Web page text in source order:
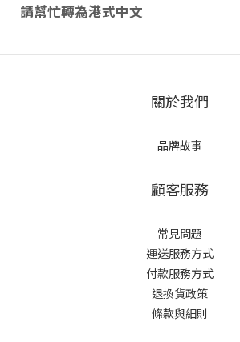
請幫忙轉為港式中文
關於我們
品牌故事
顧客服務
常見問題
運送服務方式
付款服務方式
退換貨政策
條款與細則